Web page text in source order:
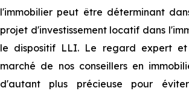
l'immobilier peut être déterminant
projet d'investissement locatif dans
le dispositif LLI. Le regard expert et
marché de nos conseillers en
d'autant plus précieuse pour